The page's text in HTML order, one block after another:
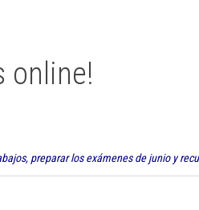
online!
preparar los exámenes de junio y